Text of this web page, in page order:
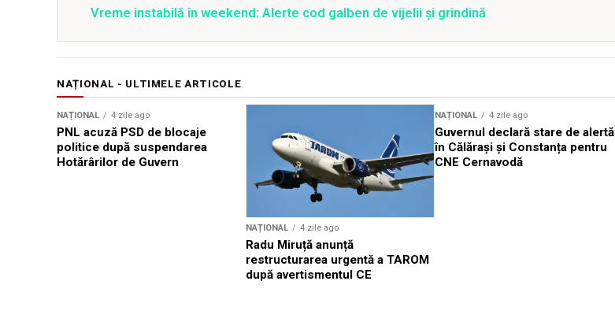
Vreme instabilă în weekend: Alerte cod galben de vijelii și grindină
NAȚIONAL - ULTIMELE ARTICOLE
NAȚIONAL 4 zile ago
PNL acuză PSD de blocaje
politice după suspendarea
Hotărârilor de Guvern
NAȚIONAL 4 zile ago
Radu Miruță anunță
restructurarea urgentă a TAROM
după avertismentul CE
NAȚIONAL 4 zile ago
Guvernul declară stare de alertă
în Călărași și Constanța pentru
CNE Cernavodă